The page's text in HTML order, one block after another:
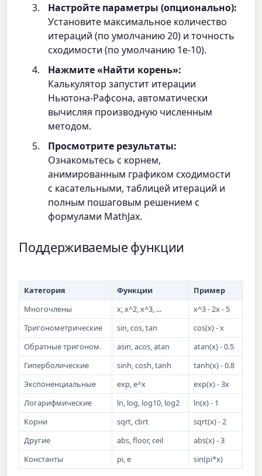
Настройте параметры (опционально):
Установите максимальное количество
итераций (по умолчанию 20) и точность
сходимости (по умолчанию 1e-10).
Нажмите «Найти корень»:
Калькулятор запустит итерации
Ньютона-Рафсона, автоматически
вычисляя производную численным
методом.
Просмотрите результаты:
Ознакомьтесь с корнем,
анимированным графиком сходимости
с касательными, таблицей итераций и
полным пошаговым решением с
формулами MathJax.
Поддерживаемые функции
Категория Функции
Пример
Многочлены
x, x^2, x^3, ...
x^3 - 2x - 5
Тригонометрические
sin, cos, tan
cos(x) - x
Обратные тригоном.
asin, acos, atan
atan(x) - 0.5
Гиперболические
sinh, cosh, tanh
tanh(x) - 0.8
Экспоненциальные
exp, e^x
exp(x) - 3x
Логарифмические
ln, log, log10, log2
ln(x) - 1
Корни
sqrt, cbrt
sqrt(x) - 2
Другие
abs, floor, ceil
abs(x) - 3
Константы
pi, e sin(pi*x)